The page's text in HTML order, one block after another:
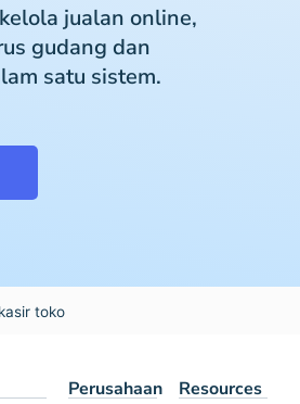
jualan online,
gudang dan
satu sistem.
toko
Perusahaan Resources